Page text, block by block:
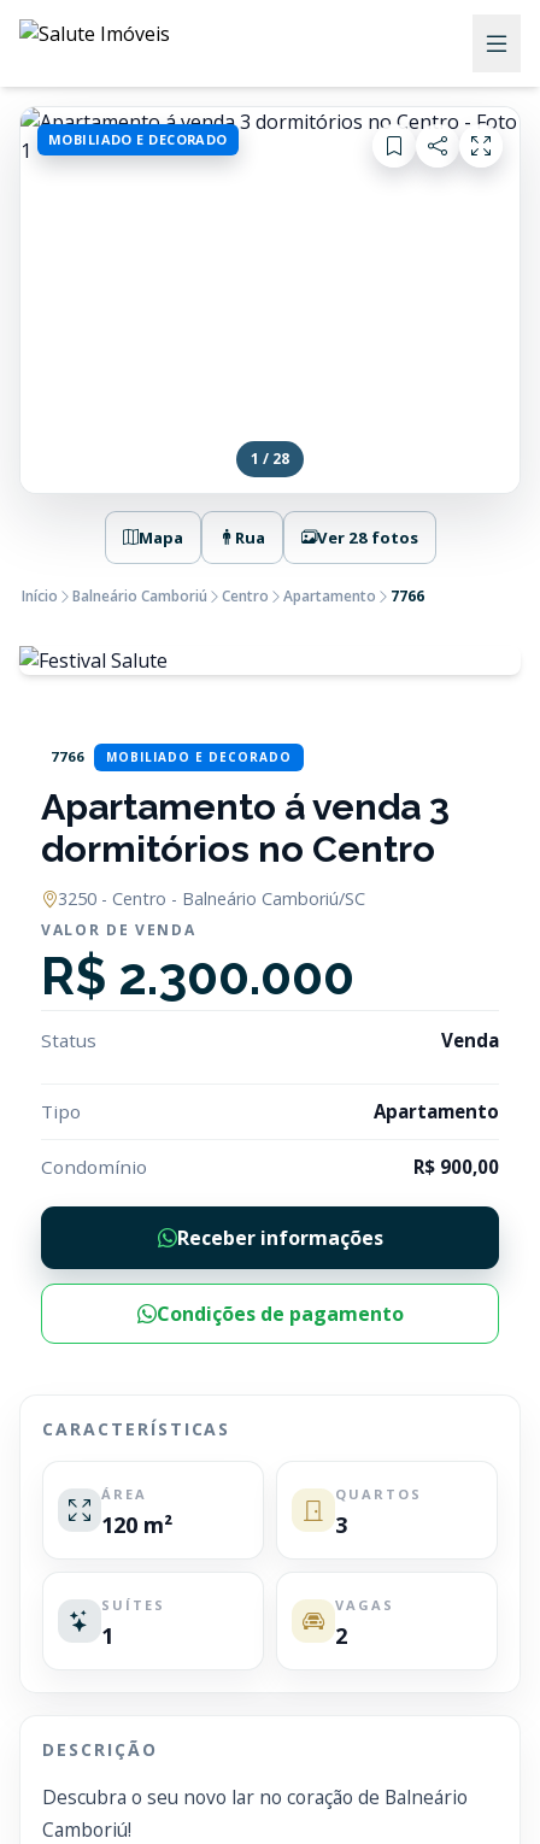
MOBILIADO E DECORADO
1 / 28
Mapa Rua Ver 28 fotos
Início Balneário Camboriú Centro Apartamento 7766
7766 MOBILIADO E DECORADO
Apartamento á venda 3
dormitórios no Centro
3250 - Centro - Balneário Camboriú/SC
VALOR DE VENDA
R$ 2.300.000
Status Venda
Tipo Apartamento
Condomínio R$ 900,00
Receber informações
Condições de pagamento
CARACTERÍSTICAS
ÁREA
120 m²
QUARTOS
3
SUÍTES
1
VAGAS
2
DESCRIÇÃO
Descubra o seu novo lar no coração de Balneário
Camboriú!